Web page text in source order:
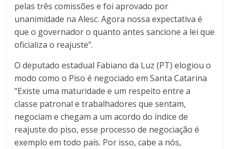
pelas três comissões e foi aprovado por
unanimidade na Alesc. Agora nossa expectativa é
que o governador o quanto antes sancione a lei que
oficializa o reajuste”.
O deputado estadual Fabiano da Luz (PT) elogiou o
modo como o Piso é negociado em Santa Catarina
“Existe uma maturidade e um respeito entre a
classe patronal e trabalhadores que sentam,
negociam e chegam a um acordo do índice de
reajuste do piso, esse processo de negociação é
exemplo em todo país. Por isso, cabe a nós,